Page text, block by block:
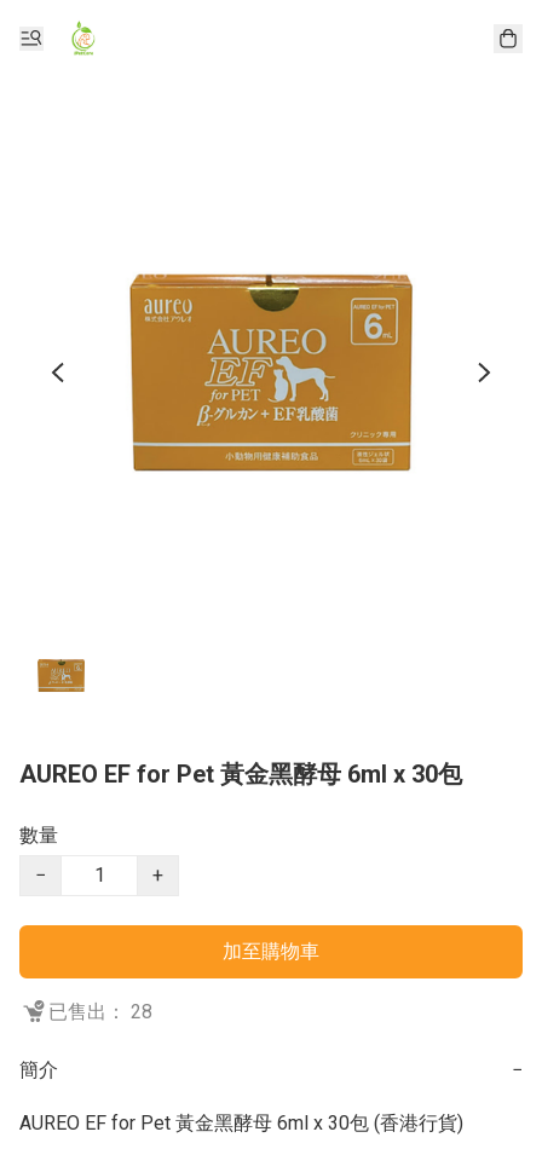
AUREO EF for Pet 黃金黑酵母 6ml x 30包
數量
−
+
加至購物車
已售出： 28
簡介 −
AUREO EF for Pet 黃金黑酵母 6ml x 30包 (香港行貨)